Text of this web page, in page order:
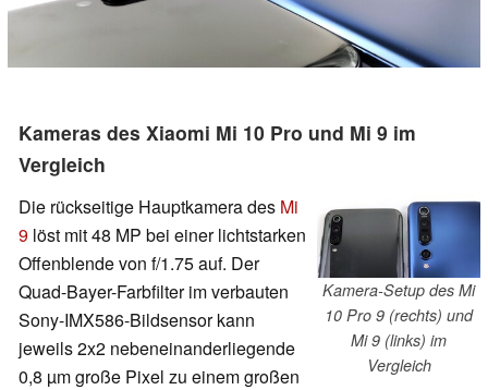
Kameras des Xiaomi Mi 10 Pro und Mi 9 im
Vergleich
Kamera-Setup des Mi
10 Pro 9 (rechts) und
Mi 9 (links) im
Vergleich
Die rückseitige Hauptkamera des Mi
9 löst mit 48 MP bei einer lichtstarken
Offenblende von f/1.75 auf. Der
Quad-Bayer-Farbfilter im verbauten
Sony-IMX586-Bildsensor kann
jeweils 2x2 nebeneinanderliegende
0,8 µm große Pixel zu einem großen